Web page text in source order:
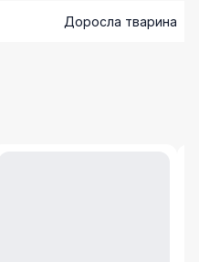
Доросла тварина